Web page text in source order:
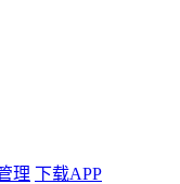
理 下载APP